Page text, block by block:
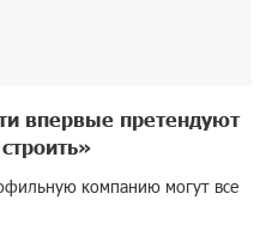
впервые претендуют
компанию могут все